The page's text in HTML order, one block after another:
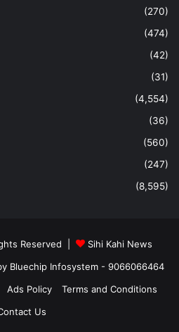
(270)
(474)
(42)
(31)
(4,554)
(36)
(560)
(247)
(8,595)
Reserved |
Sihi Kahi News
Bluechip Infosystem - 9066066464
Ads Policy
Terms and Conditions
Us